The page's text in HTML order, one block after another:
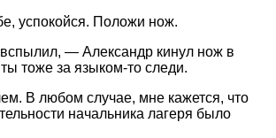
успокойся. Положи нож.
— Александр кинул нож в
тоже за языком-то следи.
В любом случае, мне кажется, что
начальника лагеря было